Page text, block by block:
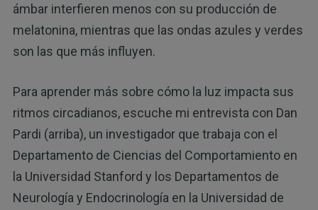
ámbar interfieren menos con su producción de
melatonina, mientras que las ondas azules y verdes
son las que más influyen.
Para aprender más sobre cómo la luz impacta sus
ritmos circadianos, escuche mi entrevista con Dan
Pardi (arriba), un investigador que trabaja con el
Departamento de Ciencias del Comportamiento en
la Universidad Stanford y los Departamentos de
Neurología y Endocrinología en la Universidad de